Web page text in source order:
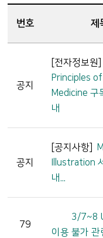
번호 제
공지
[전자정보원]
Principles
Medicine 구
내
공지
[공지사항]
Illustration
내...
79
3/7~8
이용 불가 관